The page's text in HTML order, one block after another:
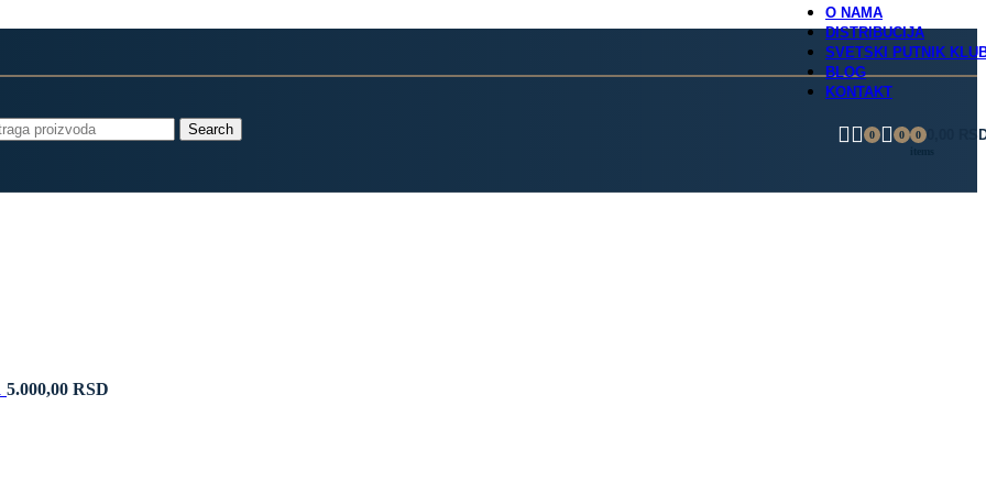
O NAMA
DISTRIBUCIJA
SVETSKI PUTNIK
BLOG
KONTAKT
Search 0 0
0
5.000,00 RSD